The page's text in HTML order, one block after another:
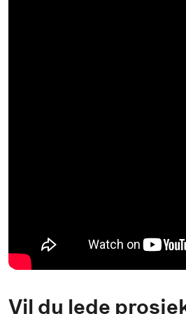
Vil du lede